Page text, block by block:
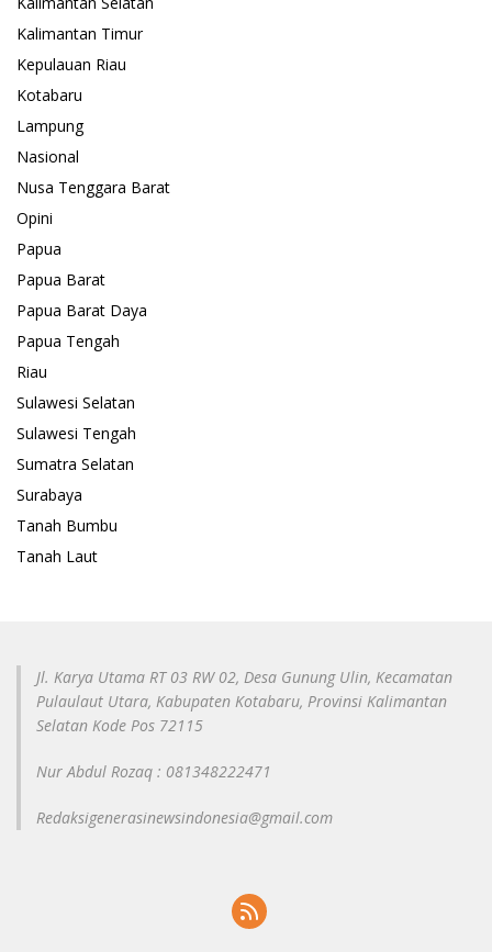
Kalimantan Timur
Kepulauan Riau
Kotabaru
Lampung
Nasional
Nusa Tenggara Barat
Opini
Papua
Papua Barat
Papua Barat Daya
Papua Tengah
Riau
Sulawesi Selatan
Sulawesi Tengah
Sumatra Selatan
Surabaya
Tanah Bumbu
Tanah Laut
Jl. Karya Utama RT 03 RW 02, Desa Gunung Ulin, Kecamatan
Pulaulaut Utara, Kabupaten Kotabaru, Provinsi Kalimantan
Selatan Kode Pos 72115
Nur Abdul Rozaq : 081348222471
Redaksigenerasinewsindonesia@gmail.com